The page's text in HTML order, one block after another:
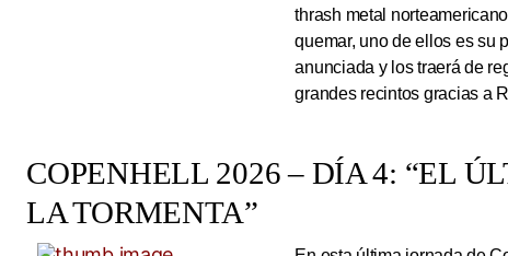
thrash metal
quemar, uno de ellos es su
anunciada y los traerá de
grandes recintos gracias a
COPENHELL 2026 – DÍA 4: “EL
LA TORMENTA”